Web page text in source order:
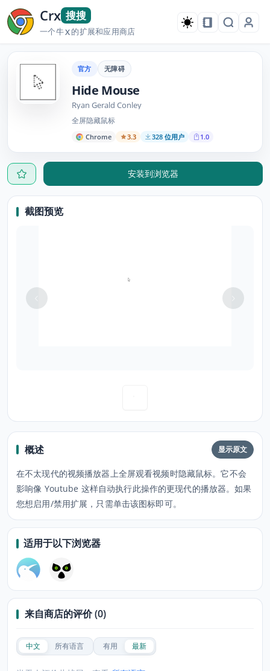
Crx 搜搜
一个牛X的扩展和应用商店
官方 无障碍
Hide Mouse
Ryan Gerald Conley
全屏隐藏鼠标
Chrome 3.3 328 位用户 1.0
安装到浏览器
截图预览
概述 显示原文
在不太现代的视频播放器上全屏观看视频时隐藏鼠标。它不会
影响像 Youtube 这样自动执行此操作的更现代的播放器。如果
您想启用/禁用扩展，只需单击该图标即可。
适用于以下浏览器
来自商店的评价 (0)
中文 所有语言 有用 最新